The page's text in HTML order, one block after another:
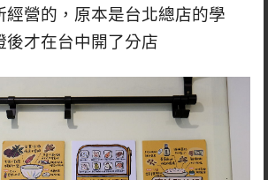
經營的，原本是台北總店的學
後才在台中開了分店